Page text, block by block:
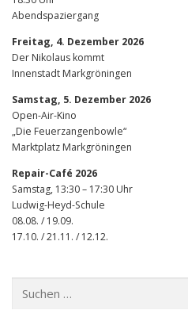
Abendspaziergang
Freitag, 4. Dezember 2026
Der Nikolaus kommt
Innenstadt Markgröningen
Samstag, 5. Dezember 2026
Open-Air-Kino
„Die Feuerzangenbowle“
Marktplatz Markgröningen
Repair-Café 2026
Samstag, 13:30 – 17:30 Uhr
Ludwig-Heyd-Schule
08.08. / 19.09.
17.10. / 21.11. / 12.12.
nach: